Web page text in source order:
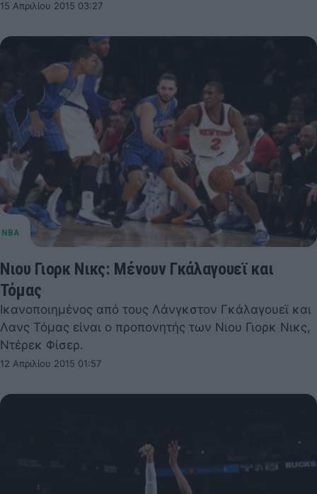
15 Απριλίου 2015 03:27
Νιου Γιορκ Νικς: Μένουν Γκάλαγουεϊ και
Τόμας
Ικανοποιημένος από τους Λάνγκστον Γκάλαγουεϊ και
Λανς Τόμας είναι ο προπονητής των Νιου Γιορκ Νικς,
Ντέρεκ Φίσερ.
12 Απριλίου 2015 01:57